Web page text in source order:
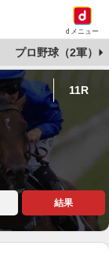
dメニュー
プロ野球（2軍）
11R
結果